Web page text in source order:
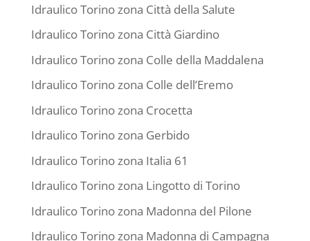
Idraulico Torino zona Città della Salute
Idraulico Torino zona Città Giardino
Idraulico Torino zona Colle della Maddalena
Idraulico Torino zona Colle dell’Eremo
Idraulico Torino zona Crocetta
Idraulico Torino zona Gerbido
Idraulico Torino zona Italia 61
Idraulico Torino zona Lingotto di Torino
Idraulico Torino zona Madonna del Pilone
Idraulico Torino zona Madonna di Campagna